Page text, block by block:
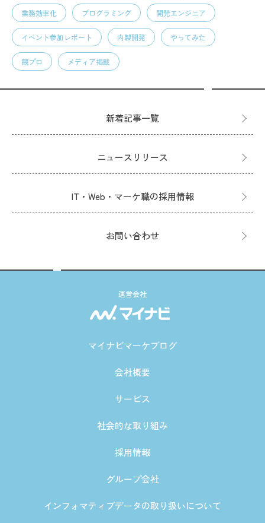
業務効率化 プログラミング 開発エンジニア
イベント参加レポート 内製開発 やってみた
競プロ メディア掲載
新着記事一覧
ニュースリリース
IT・Web・マーケ職の採用情報
お問い合わせ
運営会社
マイナビマーケブログ
会社概要
サービス
社会的な取り組み
採用情報
グループ会社
インフォマティブデータの取り扱いについて